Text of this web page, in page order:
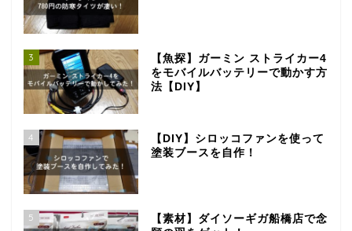
3
【魚探】ガーミン ストライカー4
をモバイルバッテリーで動かす方
法【DIY】
4
【DIY】シロッコファンを使って
塗装ブースを自作！
5
【素材】ダイソーギガ船橋店で念